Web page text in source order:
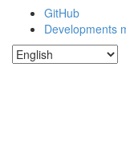
GitHub
Developments